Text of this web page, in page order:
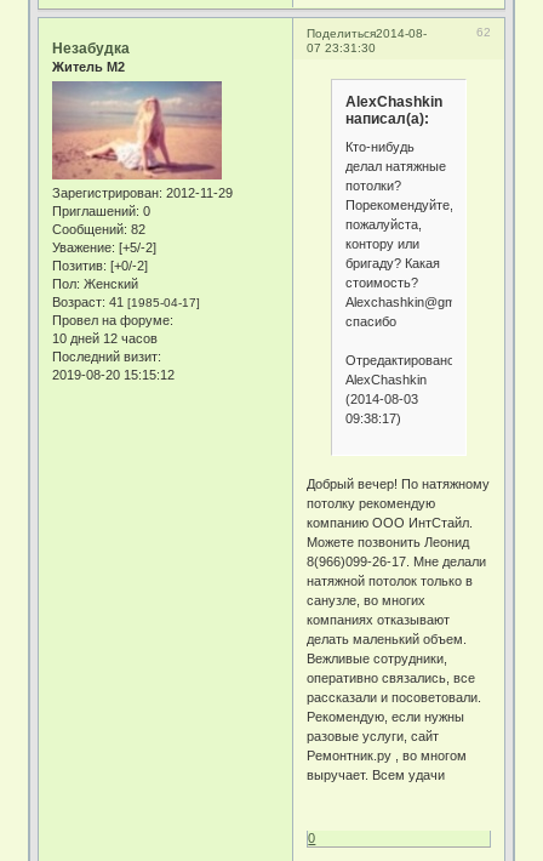
Поделиться 62
2014-08-
07 23:31:30
Незабудка
Житель М2
Зарегистрирован: 2012-11-29
Приглашений: 0
Сообщений: 82
Уважение: [+5/-2]
Позитив: [+0/-2]
Пол: Женский
Возраст: 41[1985-04-17]
Провел на форуме:
10 дней 12 часов
Последний визит:
2019-08-20 15:15:12
AlexChashkin
написал(а):
Кто-нибудь
делал натяжные
потолки?
Порекомендуйте,
пожалуйста,
контору или
бригаду? Какая
стоимость?
Alexchashkin@gmai.com
спасибо
Отредактировано
AlexChashkin
(2014-08-03
09:38:17)
Добрый вечер! По натяжному
потолку рекомендую
компанию ООО ИнтСтайл.
Можете позвонить Леонид
8(966)099-26-17. Мне делали
натяжной потолок только в
санузле, во многих
компаниях отказывают
делать маленький объем.
Вежливые сотрудники,
оперативно связались, все
рассказали и посоветовали.
Рекомендую, если нужны
разовые услуги, сайт
Ремонтник.ру , во многом
выручает. Всем удачи
0